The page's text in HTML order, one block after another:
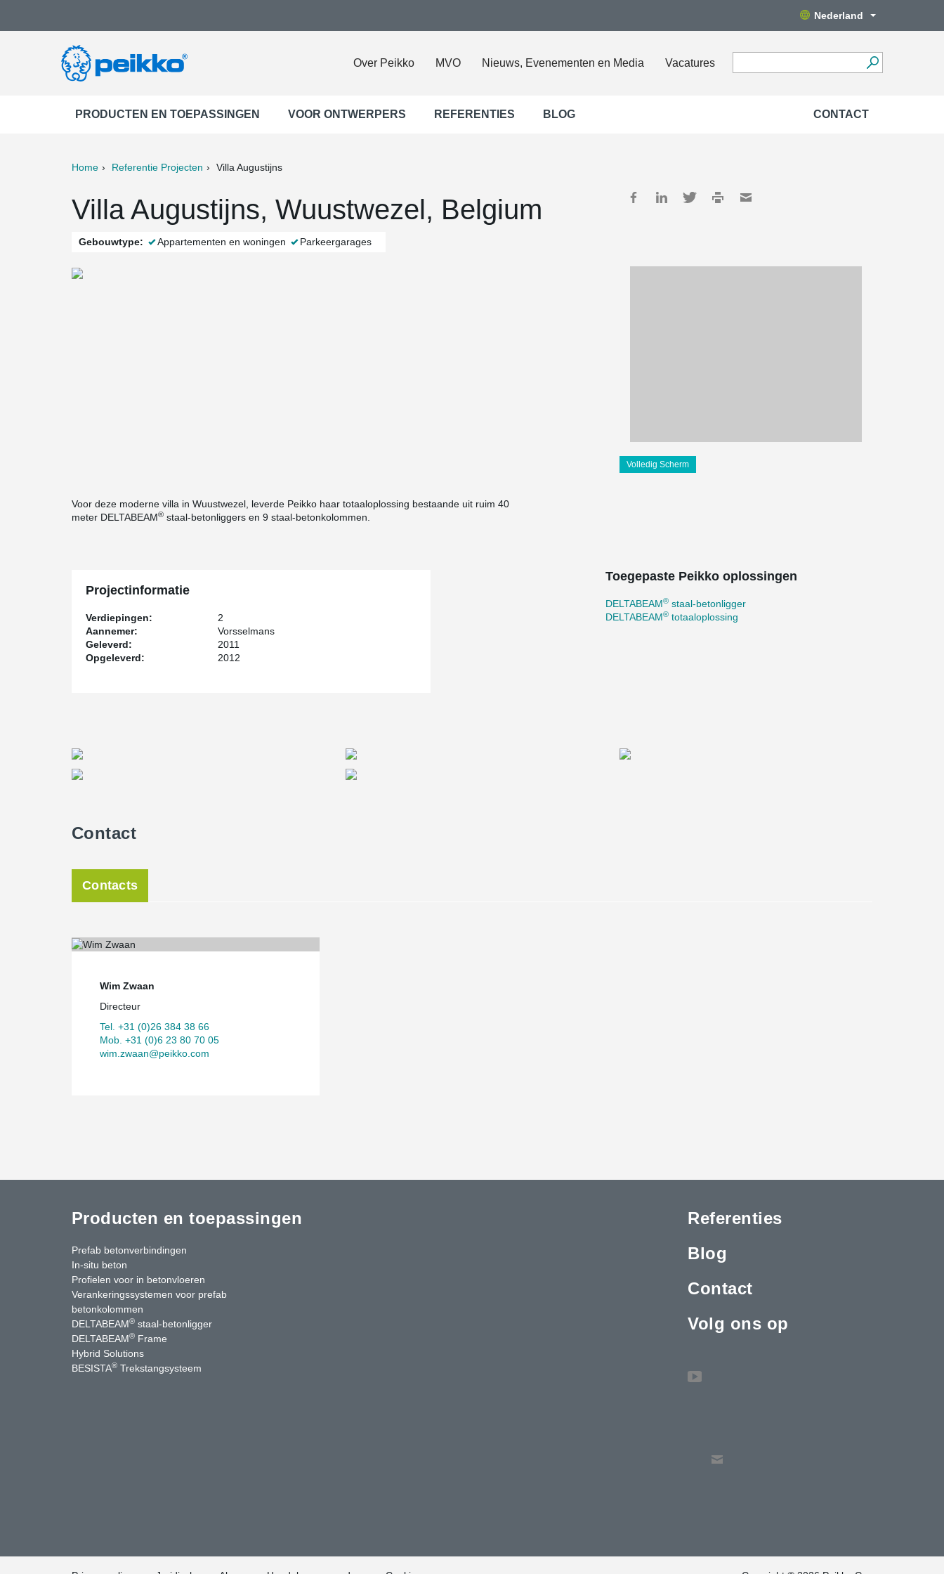
Nederland
Over Peikko MVO Nieuws, Evenementen en Media Vacatures
PRODUCTEN EN TOEPASSINGEN VOOR ONTWERPERS REFERENTIES BLOG CONTACT
Home Referentie Projecten Villa Augustijns
Villa Augustijns, Wuustwezel, Belgium
Gebouwtype: Appartementen en woningen Parkeergarages
Volledig Scherm
Voor deze moderne villa in Wuustwezel, leverde Peikko haar totaaloplossing bestaande uit ruim 40
meter DELTABEAM® staal-betonliggers en 9 staal-betonkolommen.
Projectinformatie
Verdiepingen:
2
Aannemer:
Vorsselmans
Geleverd:
2011
Opgeleverd:
2012
Toegepaste Peikko oplossingen
DELTABEAM® staal-betonligger
DELTABEAM® totaaloplossing
Contact
Contacts
Wim Zwaan
Directeur
Tel. +31 (0)26 384 38 66
Mob. +31 (0)6 23 80 70 05
wim.zwaan@peikko.com
Producten en toepassingen
Prefab betonverbindingen
In-situ beton
Profielen voor in betonvloeren
Verankeringssystemen voor prefab
betonkolommen
DELTABEAM® staal-betonligger
DELTABEAM® Frame
Hybrid Solutions
BESISTA® Trekstangsysteem
Referenties
Blog
Contact
Volg ons op